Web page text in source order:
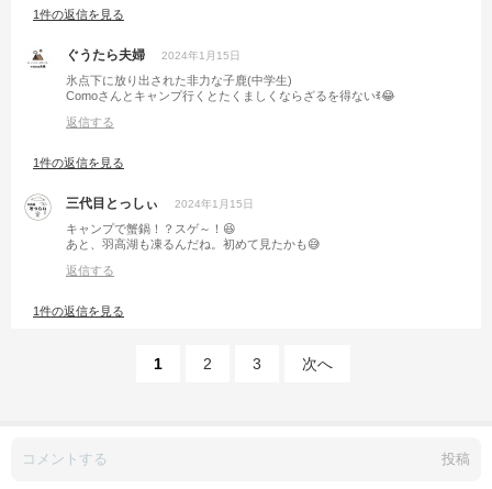
1件の返信を見る
ぐうたら夫婦 2024年1月15日
氷点下に放り出された非力な子鹿(中学生)
Comoさんとキャンプ行くとたくましくならざるを得ないꉂ😂
返信する
1件の返信を見る
三代目とっしぃ 2024年1月15日
キャンプで蟹鍋！？スゲ～！😆
あと、羽高湖も凍るんだね。初めて見たかも😅
返信する
1件の返信を見る
1 2 3 次へ
投稿